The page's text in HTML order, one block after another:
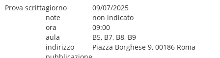
Prova scrittagiorno
09/07/2025
note
non indicato
ora
09:00
aula
B5, B7, B8, B9
indirizzo
Piazza Borghese 9, 00186 Roma